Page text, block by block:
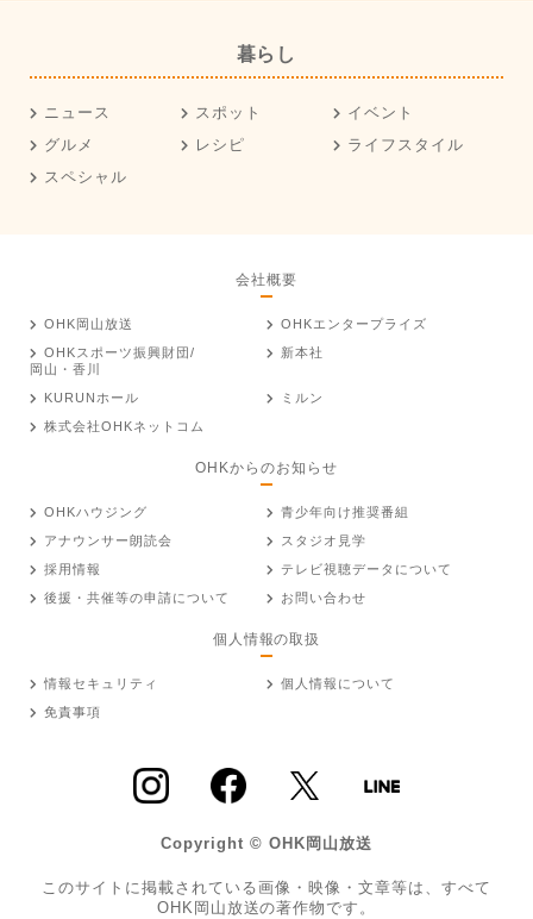
暮らし
ニュース スポット
イベント
グルメ
レシピ
ライフスタイル
スペシャル
会社概要
OHK岡山放送
OHKエンタープライズ
OHKスポーツ振興財団/
岡山・香川
新本社
KURUNホール
ミルン
株式会社OHKネットコム
OHKからのお知らせ
OHKハウジング
青少年向け推奨番組
アナウンサー朗読会
スタジオ見学
採用情報
テレビ視聴データについて
後援・共催等の申請について
お問い合わせ
個人情報の取扱
情報セキュリティ
個人情報について
免責事項
Copyright © OHK岡山放送
このサイトに掲載されている画像・映像・文章等は、すべて
OHK岡山放送の著作物です。